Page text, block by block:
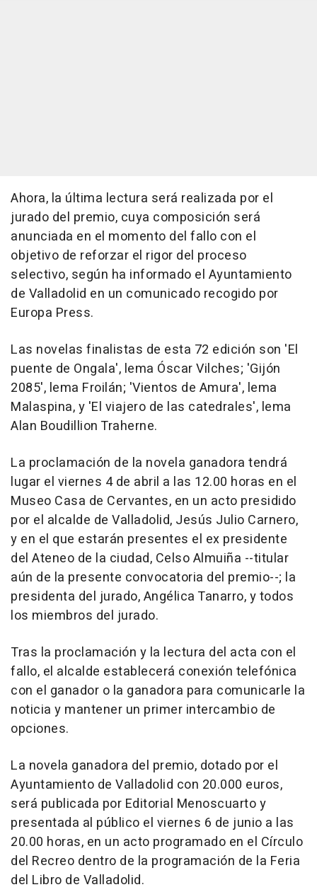
Ahora, la última lectura será realizada por el
jurado del premio, cuya composición será
anunciada en el momento del fallo con el
objetivo de reforzar el rigor del proceso
selectivo, según ha informado el Ayuntamiento
de Valladolid en un comunicado recogido por
Europa Press.
Las novelas finalistas de esta 72 edición son 'El
puente de Ongala', lema Óscar Vilches; 'Gijón
2085', lema Froilán; 'Vientos de Amura', lema
Malaspina, y 'El viajero de las catedrales', lema
Alan Boudillion Traherne.
La proclamación de la novela ganadora tendrá
lugar el viernes 4 de abril a las 12.00 horas en el
Museo Casa de Cervantes, en un acto presidido
por el alcalde de Valladolid, Jesús Julio Carnero,
y en el que estarán presentes el ex presidente
del Ateneo de la ciudad, Celso Almuiña --titular
aún de la presente convocatoria del premio--; la
presidenta del jurado, Angélica Tanarro, y todos
los miembros del jurado.
Tras la proclamación y la lectura del acta con el
fallo, el alcalde establecerá conexión telefónica
con el ganador o la ganadora para comunicarle la
noticia y mantener un primer intercambio de
opciones.
La novela ganadora del premio, dotado por el
Ayuntamiento de Valladolid con 20.000 euros,
será publicada por Editorial Menoscuarto y
presentada al público el viernes 6 de junio a las
20.00 horas, en un acto programado en el Círculo
del Recreo dentro de la programación de la Feria
del Libro de Valladolid.